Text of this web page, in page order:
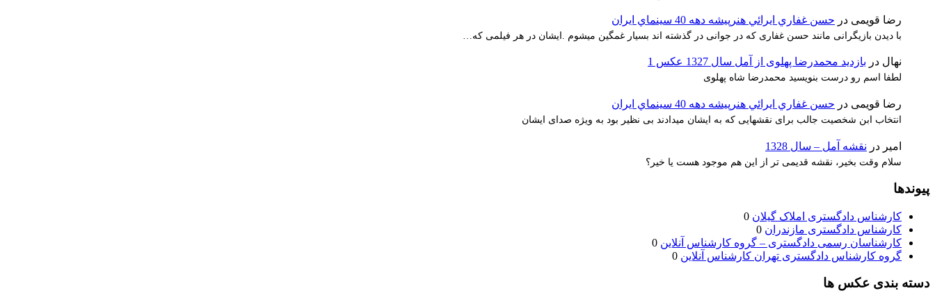
رضا قویمی در حسن غفاري ايرائي هنرپيشه دهه 40 سينماي ايران
با دیدن بازیگرانی مانند حسن غفاری که در جوانی در گذشته اند بسیار غمگین میشوم .ایشان در هر فیلمی که…
نهال در بازدید محمدرضا پهلوی از آمل سال 1327 عکس 1
لطفا اسم رو درست بنویسید محمدرضا شاه پهلوی
رضا قویمی در حسن غفاري ايرائي هنرپيشه دهه 40 سينماي ايران
انتخاب ابن شخصیت جالب برای نقشهایی که به ایشان میدادند بی نظیر بود به ویژه صدای ایشان
امیر در نقشه آمل – سال 1328
سلام وقت بخیر، نقشه قدیمی تر از این هم موجود هست یا خیر؟
پیوندها
کارشناس دادگستری املاک گیلان
کارشناس دادگستری مازندران
کارشناسان رسمی دادگستری – گروه کارشناس آنلاین
گروه کارشناس دادگستری تهران کارشناس آنلاین
دسته بندی عکس ها